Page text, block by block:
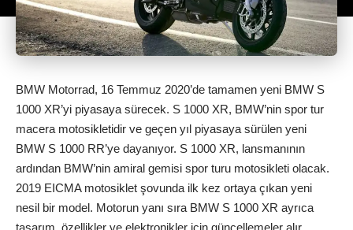
BMW Motorrad, 16 Temmuz 2020’de tamamen yeni BMW S
1000 XR’yi piyasaya sürecek. S 1000 XR, BMW’nin spor tur
macera motosikletidir ve geçen yıl piyasaya sürülen yeni
BMW S 1000 RR’ye dayanıyor. S 1000 XR, lansmanının
ardından BMW’nin amiral gemisi spor turu motosikleti olacak.
2019 EICMA motosiklet şovunda ilk kez ortaya çıkan yeni
nesil bir model. Motorun yanı sıra BMW S 1000 XR ayrıca
tasarım, özellikler ve elektronikler için güncellemeler alır.